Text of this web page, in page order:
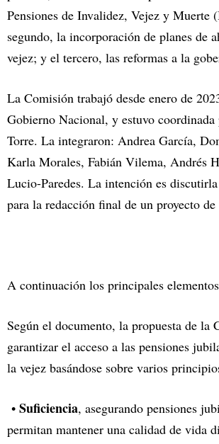
Pensiones de Invalidez, Vejez y Muerte
segundo, la incorporación de planes de
vejez; y el tercero, las reformas a la
La Comisión trabajó desde enero de
Gobierno Nacional, y estuvo
Torre. La integraron: Andrea García,
Karla Morales, Fabián Vilema, Andrés
Lucio-Paredes. La intención es
para la redacción final de un proyecto de
A continuación los principales
Según el documento, la propuesta de la
garantizar el acceso a las pensiones
la vejez basándose sobre varios
• Suficiencia, asegurando pensiones
permitan mantener una calidad de vida